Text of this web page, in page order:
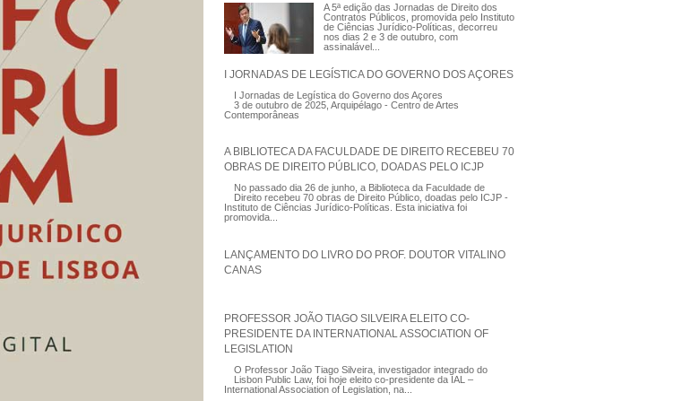
A 5ª edição das Jornadas de Direito dos
Contratos Públicos, promovida pelo Instituto
de Ciências Jurídico-Políticas, decorreu
nos dias 2 e 3 de outubro, com
assinalável...
I JORNADAS DE LEGÍSTICA DO GOVERNO DOS AÇORES
I Jornadas de Legística do Governo dos Açores
3 de outubro de 2025, Arquipélago - Centro de Artes
Contemporâneas
A BIBLIOTECA DA FACULDADE DE DIREITO RECEBEU 70
OBRAS DE DIREITO PÚBLICO, DOADAS PELO ICJP
No passado dia 26 de junho, a Biblioteca da Faculdade de
Direito recebeu 70 obras de Direito Público, doadas pelo ICJP -
Instituto de Ciências Jurídico-Políticas. Esta iniciativa foi
promovida...
LANÇAMENTO DO LIVRO DO PROF. DOUTOR VITALINO
CANAS
PROFESSOR JOÃO TIAGO SILVEIRA ELEITO CO-
PRESIDENTE DA INTERNATIONAL ASSOCIATION OF
LEGISLATION
O Professor João Tiago Silveira, investigador integrado do
Lisbon Public Law, foi hoje eleito co-presidente da IAL –
International Association of Legislation, na...